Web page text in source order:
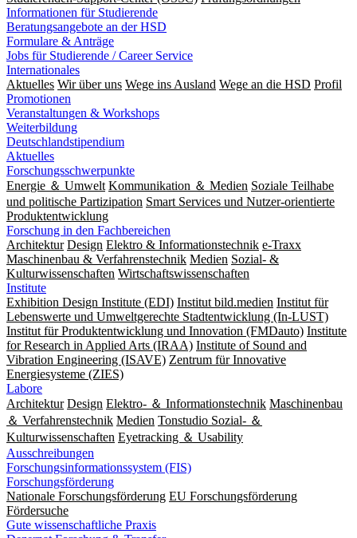
Informationen für Studierende
Beratungsangebote an der HSD
Formulare & Anträge
Jobs für Studierende / Career Service
Internationales
Aktuelles Wir über uns Wege ins Ausland Wege an die HSD Profil
Promotionen
Veranstaltungen & Workshops
Weiterbildung
Deutschlandstipendium
Aktuelles
Forschungsschwerpunkte
Energie ＆ Umwelt Kommunikation ＆ Medien Soziale Teilhabe
und politische Partizipation Smart Services und Nutzer-orientierte
Produktentwicklung
Forschung in den Fachbereichen
Architektur Design Elektro & Informationstechnik e-Traxx
Maschinenbau & Verfahrenstechnik Medien Sozial- &
Kulturwissenschaften Wirtschaftswissenschaften
Institute
Exhibition Design Institute (EDI) Institut bild.medien Institut für
Lebenswerte und Umweltgerechte Stadtentwicklung (In-LUST)
Institut für Produktentwicklung und Innovation (FMDauto) Institute
for Research in Applied Arts (IRAA) Institute of Sound and
Vibration Engineering (ISAVE) Zentrum für Innovative
Energiesysteme (ZIES)
Labore
Architektur Design Elektro- ＆ Informationstechnik Maschinenbau
＆ Verfahrenstechnik Medien Tonstudio Sozial- ＆
Kulturwissenschaften Eyetracking ＆ Usability
Ausschreibungen
Forschungsinformationssystem (FIS)
Forschungsförderung
Nationale Forschungsförderung EU Forschungsförderung
Fördersuche
Gute wissenschaftliche Praxis